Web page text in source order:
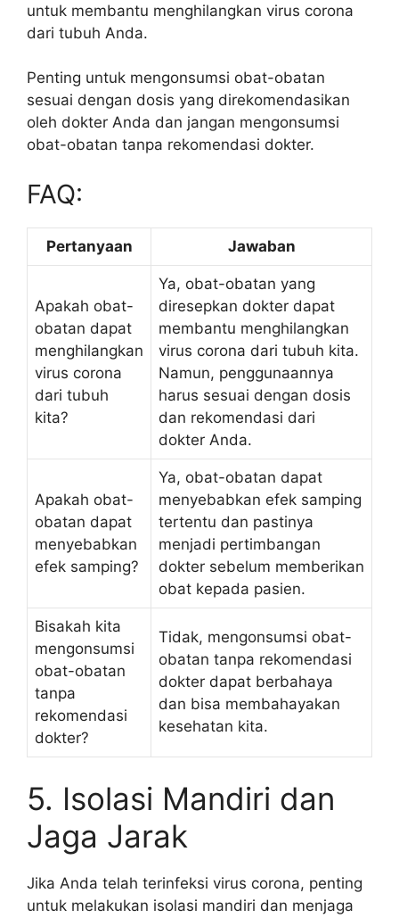
untuk membantu menghilangkan virus corona
dari tubuh Anda.
Penting untuk mengonsumsi obat-obatan
sesuai dengan dosis yang direkomendasikan
oleh dokter Anda dan jangan mengonsumsi
obat-obatan tanpa rekomendasi dokter.
FAQ:
Pertanyaan Jawaban
Apakah obat-
obatan dapat
menghilangkan
virus corona
dari tubuh
kita?
Ya, obat-obatan yang
diresepkan dokter dapat
membantu menghilangkan
virus corona dari tubuh kita.
Namun, penggunaannya
harus sesuai dengan dosis
dan rekomendasi dari
dokter Anda.
Apakah obat-
obatan dapat
menyebabkan
efek samping?
Ya, obat-obatan dapat
menyebabkan efek samping
tertentu dan pastinya
menjadi pertimbangan
dokter sebelum memberikan
obat kepada pasien.
Bisakah kita
mengonsumsi
obat-obatan
tanpa
rekomendasi
dokter?
Tidak, mengonsumsi obat-
obatan tanpa rekomendasi
dokter dapat berbahaya
dan bisa membahayakan
kesehatan kita.
5. Isolasi Mandiri dan
Jaga Jarak
Jika Anda telah terinfeksi virus corona, penting
untuk melakukan isolasi mandiri dan menjaga